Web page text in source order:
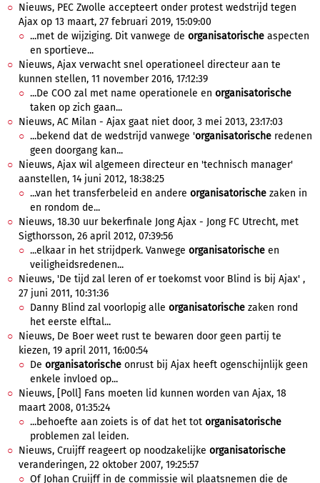
Nieuws, PEC Zwolle accepteert onder protest wedstrijd tegen
Ajax op 13 maart, 27 februari 2019, 15:09:00
...met de wijziging. Dit vanwege de organisatorische aspecten
en sportieve...
Nieuws, Ajax verwacht snel operationeel directeur aan te
kunnen stellen, 11 november 2016, 17:12:39
...De COO zal met name operationele en organisatorische
taken op zich gaan...
Nieuws, AC Milan - Ajax gaat niet door, 3 mei 2013, 23:17:03
...bekend dat de wedstrijd vanwege 'organisatorische redenen
geen doorgang kan...
Nieuws, Ajax wil algemeen directeur en 'technisch manager'
aanstellen, 14 juni 2012, 18:38:25
...van het transferbeleid en andere organisatorische zaken in
en rondom de...
Nieuws, 18.30 uur bekerfinale Jong Ajax - Jong FC Utrecht, met
Sigthorsson, 26 april 2012, 07:39:56
...elkaar in het strijdperk. Vanwege organisatorische en
veiligheidsredenen...
Nieuws, 'De tijd zal leren of er toekomst voor Blind is bij Ajax' ,
27 juni 2011, 10:31:36
Danny Blind zal voorlopig alle organisatorische zaken rond
het eerste elftal...
Nieuws, De Boer weet rust te bewaren door geen partij te
kiezen, 19 april 2011, 16:00:54
De organisatorische onrust bij Ajax heeft ogenschijnlijk geen
enkele invloed op...
Nieuws, [Poll] Fans moeten lid kunnen worden van Ajax, 18
maart 2008, 01:35:24
...behoefte aan zoiets is of dat het tot organisatorische
problemen zal leiden.
Nieuws, Cruijff reageert op noodzakelijke organisatorische
veranderingen, 22 oktober 2007, 19:25:57
Of Johan Cruijff in de commissie wil plaatsnemen die de